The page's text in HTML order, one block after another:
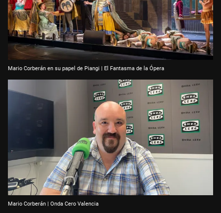
Mario Corberán en su papel de Piangi | El Fantasma de la Ópera
Mario Corberán | Onda Cero Valencia